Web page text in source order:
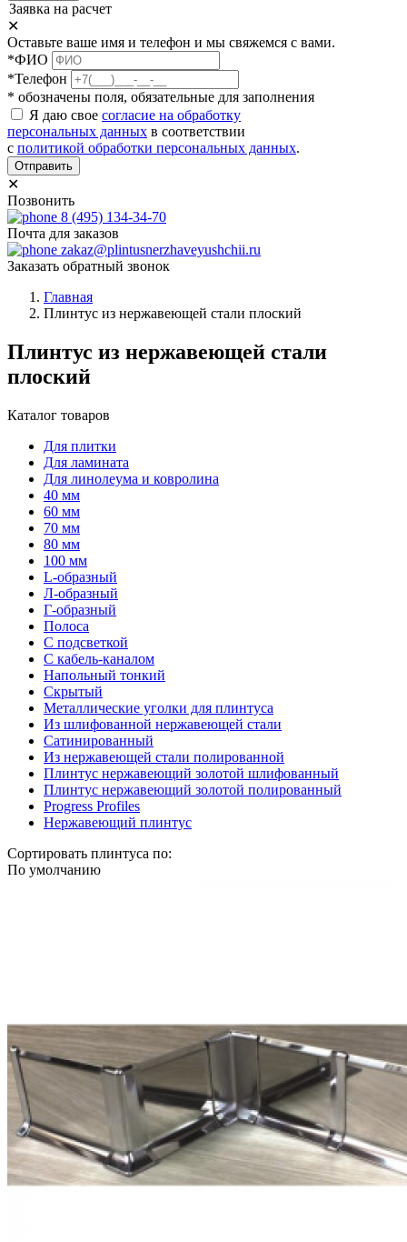
Заявка на расчет
✕
Оставьте ваше имя и телефон и мы свяжемся с вами.
*ФИО
*Телефон
* обозначены поля, обязательные для заполнения
Я даю свое согласие на обработку
персональных данных в соответствии
с политикой обработки персональных данных.
Отправить
✕
Позвонить
8 (495) 134-34-70
Почта для заказов
zakaz@plintusnerzhaveyushchii.ru
Заказать обратный звонок
Главная
Плинтус из нержавеющей стали плоский
Плинтус из нержавеющей стали
плоский
Каталог товаров
Для плитки
Для ламината
Для линолеума и ковролина
40 мм
60 мм
70 мм
80 мм
100 мм
L-образный
Л-образный
Г-образный
Полоса
С подсветкой
С кабель-каналом
Напольный тонкий
Скрытый
Металлические уголки для плинтуса
Из шлифованной нержавеющей стали
Сатинированный
Из нержавеющей стали полированной
Плинтус нержавеющий золотой шлифованный
Плинтус нержавеющий золотой полированный
Progress Profiles
Нержавеющий плинтус
Сортировать плинтуса по:
По умолчанию